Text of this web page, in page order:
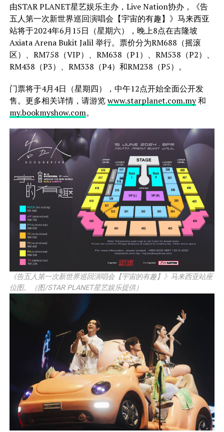
由STAR PLANET星艺娱乐主办，Live Nation协办，《告
五人第一次新世界巡回演唱会【宇宙的有趣】》马来西亚
站将于2024年6月15日（星期六），晚上8点在吉隆坡
Axiata Arena Bukit Jalil 举行。票价分为RM688（摇滚
区）、RM758（VIP）、RM638（P1）、RM538（P2）、
RM438（P3）、RM338（P4）和RM238（P5）。
门票将于4月4日（星期四），中午12点开始全面公开发
售。更多相关详情，请游览www.starplanet.com.my和
my.bookmyshow.com。
《告五人第一次新世界巡回演唱会【宇宙的有趣】》马来西亚站座
位图。（图/STAR PLANET星艺娱乐提供）